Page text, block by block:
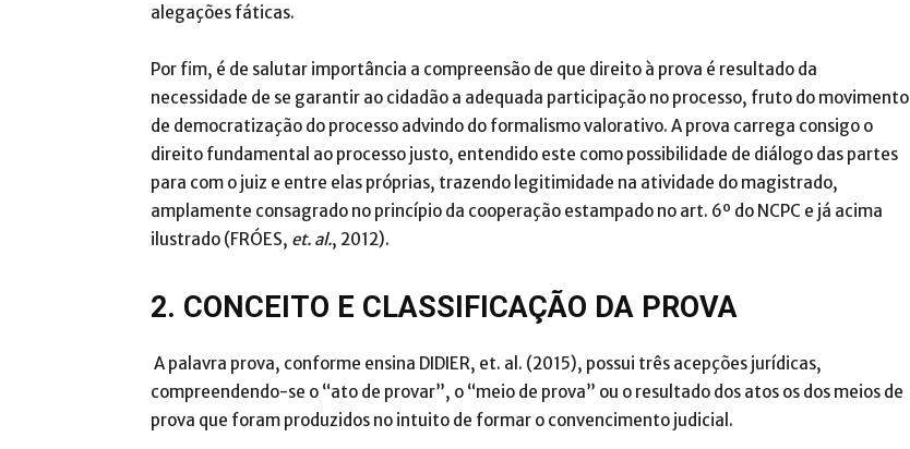
alegações fáticas.
Por fim, é de salutar importância a compreensão de que direito à prova é resultado da
necessidade de se garantir ao cidadão a adequada participação no processo, fruto do movimento
de democratização do processo advindo do formalismo valorativo. A prova carrega consigo o
direito fundamental ao processo justo, entendido este como possibilidade de diálogo das partes
para com o juiz e entre elas próprias, trazendo legitimidade na atividade do magistrado,
amplamente consagrado no princípio da cooperação estampado no art. 6º do NCPC e já acima
ilustrado (FRÓES, et. al., 2012).
2. CONCEITO E CLASSIFICAÇÃO DA PROVA
A palavra prova, conforme ensina DIDIER, et. al. (2015), possui três acepções jurídicas,
compreendendo-se o “ato de provar”, o “meio de prova” ou o resultado dos atos os dos meios de
prova que foram produzidos no intuito de formar o convencimento judicial.